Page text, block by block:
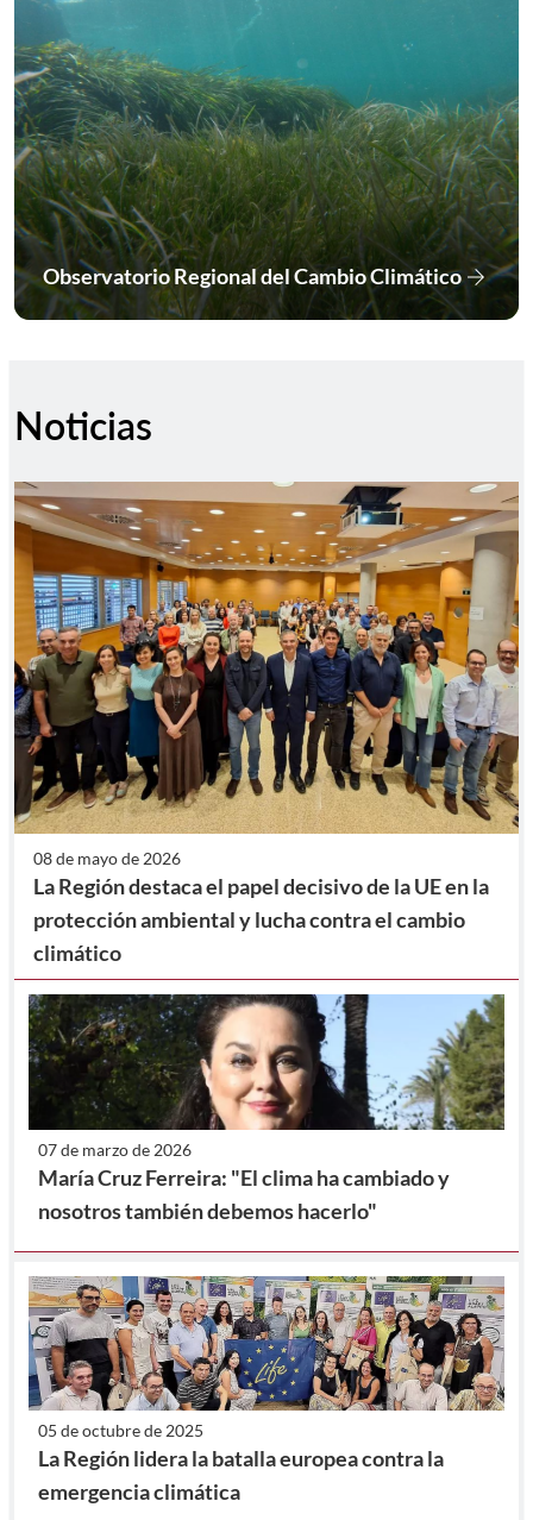
Observatorio Regional del Cambio ClimáticoIr a
arrow_forward
Noticias
08 de mayo de 2026
La Región destaca el papel decisivo de la UE en la
protección ambiental y lucha contra el cambio
climático
07 de marzo de 2026
María Cruz Ferreira: "El clima ha cambiado y
nosotros también debemos hacerlo"
05 de octubre de 2025
La Región lidera la batalla europea contra la
emergencia climática